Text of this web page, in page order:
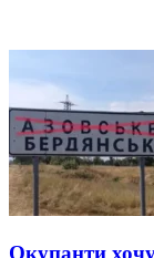
Окупанти